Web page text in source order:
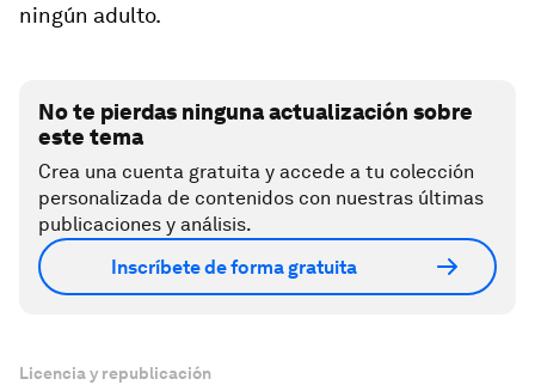
ningún adulto.
No te pierdas ninguna actualización sobre
este tema
Crea una cuenta gratuita y accede a tu colección
personalizada de contenidos con nuestras últimas
publicaciones y análisis.
Inscríbete de forma gratuita
Licencia y republicación